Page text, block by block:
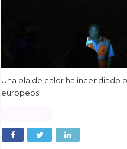
Una ola de calor ha incendiado
europeos.